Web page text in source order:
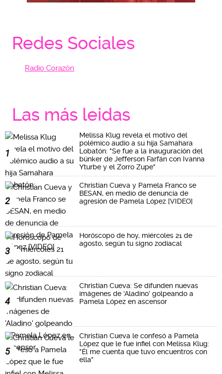
Redes Sociales
Radio Corazón
Las más leidas
1
Melissa Klug revela el motivo del
polémico audio a su hija Samahara
Lobatón: "Se fue a la inauguración del
búnker de Jefferson Farfán con Ivanna
Yturbe y el Zorro Zupe"
2
Christian Cueva y Pamela Franco se
BESAN, en medio de denuncia de
agresión de Pamela López [VIDEO]
3
Horóscopo de hoy, miércoles 21 de
agosto, según tu signo zodiacal
4
Christian Cueva: Se difunden nuevas
imágenes de 'Aladino' golpeando a
Pamela López en ascensor
5
Christian Cueva le confesó a Pamela
López que le fue infiel con Melissa Klug:
"Él me cuenta que tuvo encuentros con
ella"